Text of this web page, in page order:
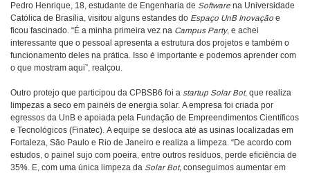
Pedro Henrique, 18, estudante de Engenharia de Software na Universidade
Católica de Brasília, visitou alguns estandes do Espaço UnB Inovação e
ficou fascinado. “É a minha primeira vez na Campus Party, e achei
interessante que o pessoal apresenta a estrutura dos projetos e também o
funcionamento deles na prática. Isso é importante e podemos aprender com
o que mostram aqui”, realçou.
Outro protejo que participou da CPBSB6 foi a startup Solar Bot, que realiza
limpezas a seco em painéis de energia solar. A empresa foi criada por
egressos da UnB e apoiada pela Fundação de Empreendimentos Científicos
e Tecnológicos (Finatec). A equipe se desloca até as usinas localizadas em
Fortaleza, São Paulo e Rio de Janeiro e realiza a limpeza. “De acordo com
estudos, o painel sujo com poeira, entre outros resíduos, perde eficiência de
35%. E, com uma única limpeza da Solar Bot, conseguimos aumentar em